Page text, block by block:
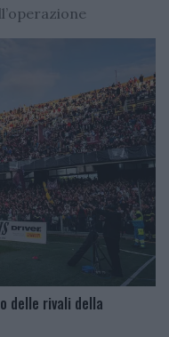
delle rivali della